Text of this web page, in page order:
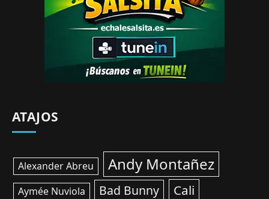
ATAJOS
Alexander Abreu Andy Montañez
Aymée Nuviola Bad Bunny Cali